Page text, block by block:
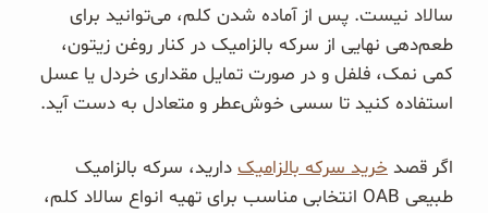
سالاد نیست. پس از آماده شدن کلم، می‌توانید برای
طعم‌دهی نهایی از سرکه بالزامیک در کنار روغن زیتون،
کمی نمک، فلفل و در صورت تمایل مقداری خردل یا عسل
استفاده کنید تا سسی خوش‌عطر و متعادل به دست آید.
اگر قصد خرید سرکه بالزامیک دارید، سرکه بالزامیک
طبیعی OAB انتخابی مناسب برای تهیه انواع سالاد کلم،